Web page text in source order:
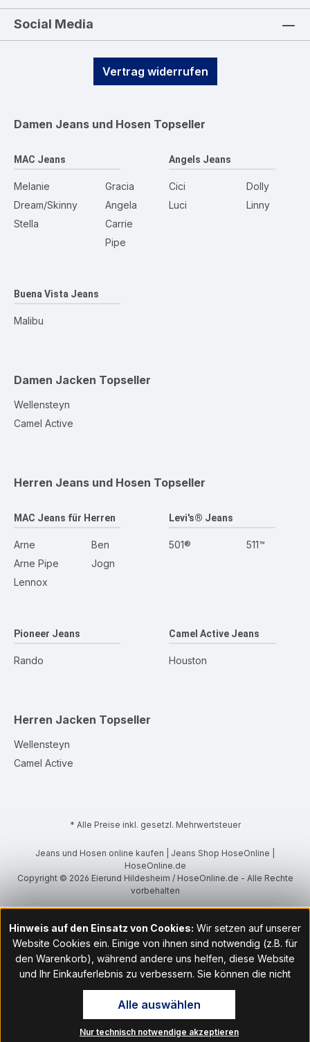
Social Media
Vertrag widerrufen
Damen Jeans und Hosen Topseller
MAC Jeans
Melanie
Dream/Skinny
Stella
Gracia
Angela
Carrie
Pipe
Angels Jeans
Cici
Luci
Dolly
Linny
Buena Vista Jeans
Malibu
Damen Jacken Topseller
Wellensteyn
Camel Active
Herren Jeans und Hosen Topseller
MAC Jeans für Herren
Arne
Arne Pipe
Lennox
Ben
Jogn
Levi's® Jeans
501® 511™
Pioneer Jeans
Rando
Camel Active Jeans
Houston
Herren Jacken Topseller
Wellensteyn
Camel Active
* Alle Preise inkl. gesetzl. Mehrwertsteuer
Jeans und Hosen online kaufen | Jeans Shop HoseOnline |
HoseOnline.de
Copyright © 2026 Eierund Hildesheim / HoseOnline.de - Alle Rechte
vorbehalten
Hinweis auf den Einsatz von Cookies: Wir setzen auf unserer
Website Cookies ein. Einige von ihnen sind notwendig (z.B. für
den Warenkorb), während andere uns helfen, diese Website
und Ihr Einkauferlebnis zu verbessern. Sie können die nicht
notwendigen Cookies mit Klick auf „OK“ akzeptieren oder per
Klick auf "Nur technisch notwendige akzeptieren" ablehnen. Den
Zugang zu den Cookie-Einstellungen finden Sie im Fußbereich
unserer Website im Menüpunkt „Informationen“. Dort können Sie
Nur technisch notwendige akzeptieren
Alle auswählen